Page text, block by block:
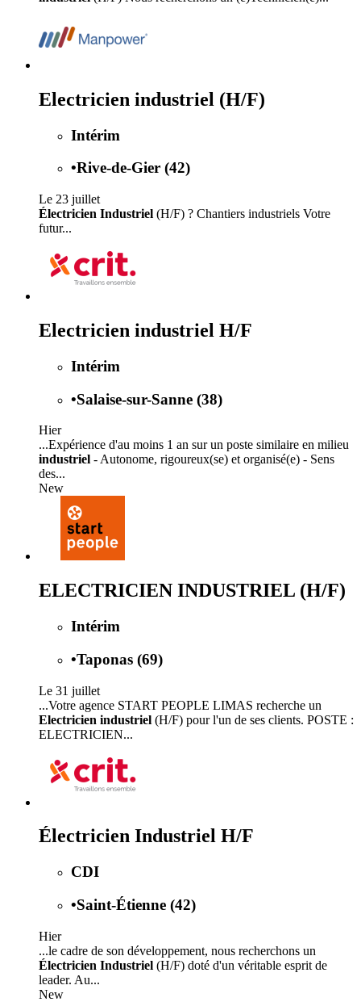
Electricien industriel (H/F)
Intérim
•Rive-de-Gier (42)
Le 23 juillet
Électricien Industriel (H/F) ? Chantiers industriels Votre
futur...
Electricien industriel H/F
Intérim
•Salaise-sur-Sanne (38)
Hier
...Expérience d'au moins 1 an sur un poste similaire en milieu
industriel - Autonome, rigoureux(se) et organisé(e) - Sens
des...
New
ELECTRICIEN INDUSTRIEL (H/F)
Intérim
•Taponas (69)
Le 31 juillet
...Votre agence START PEOPLE LIMAS recherche un
Electricien industriel (H/F) pour l'un de ses clients. POSTE :
ELECTRICIEN...
Électricien Industriel H/F
CDI
•Saint-Étienne (42)
Hier
...le cadre de son développement, nous recherchons un
Électricien Industriel (H/F) doté d'un véritable esprit de
leader. Au...
New